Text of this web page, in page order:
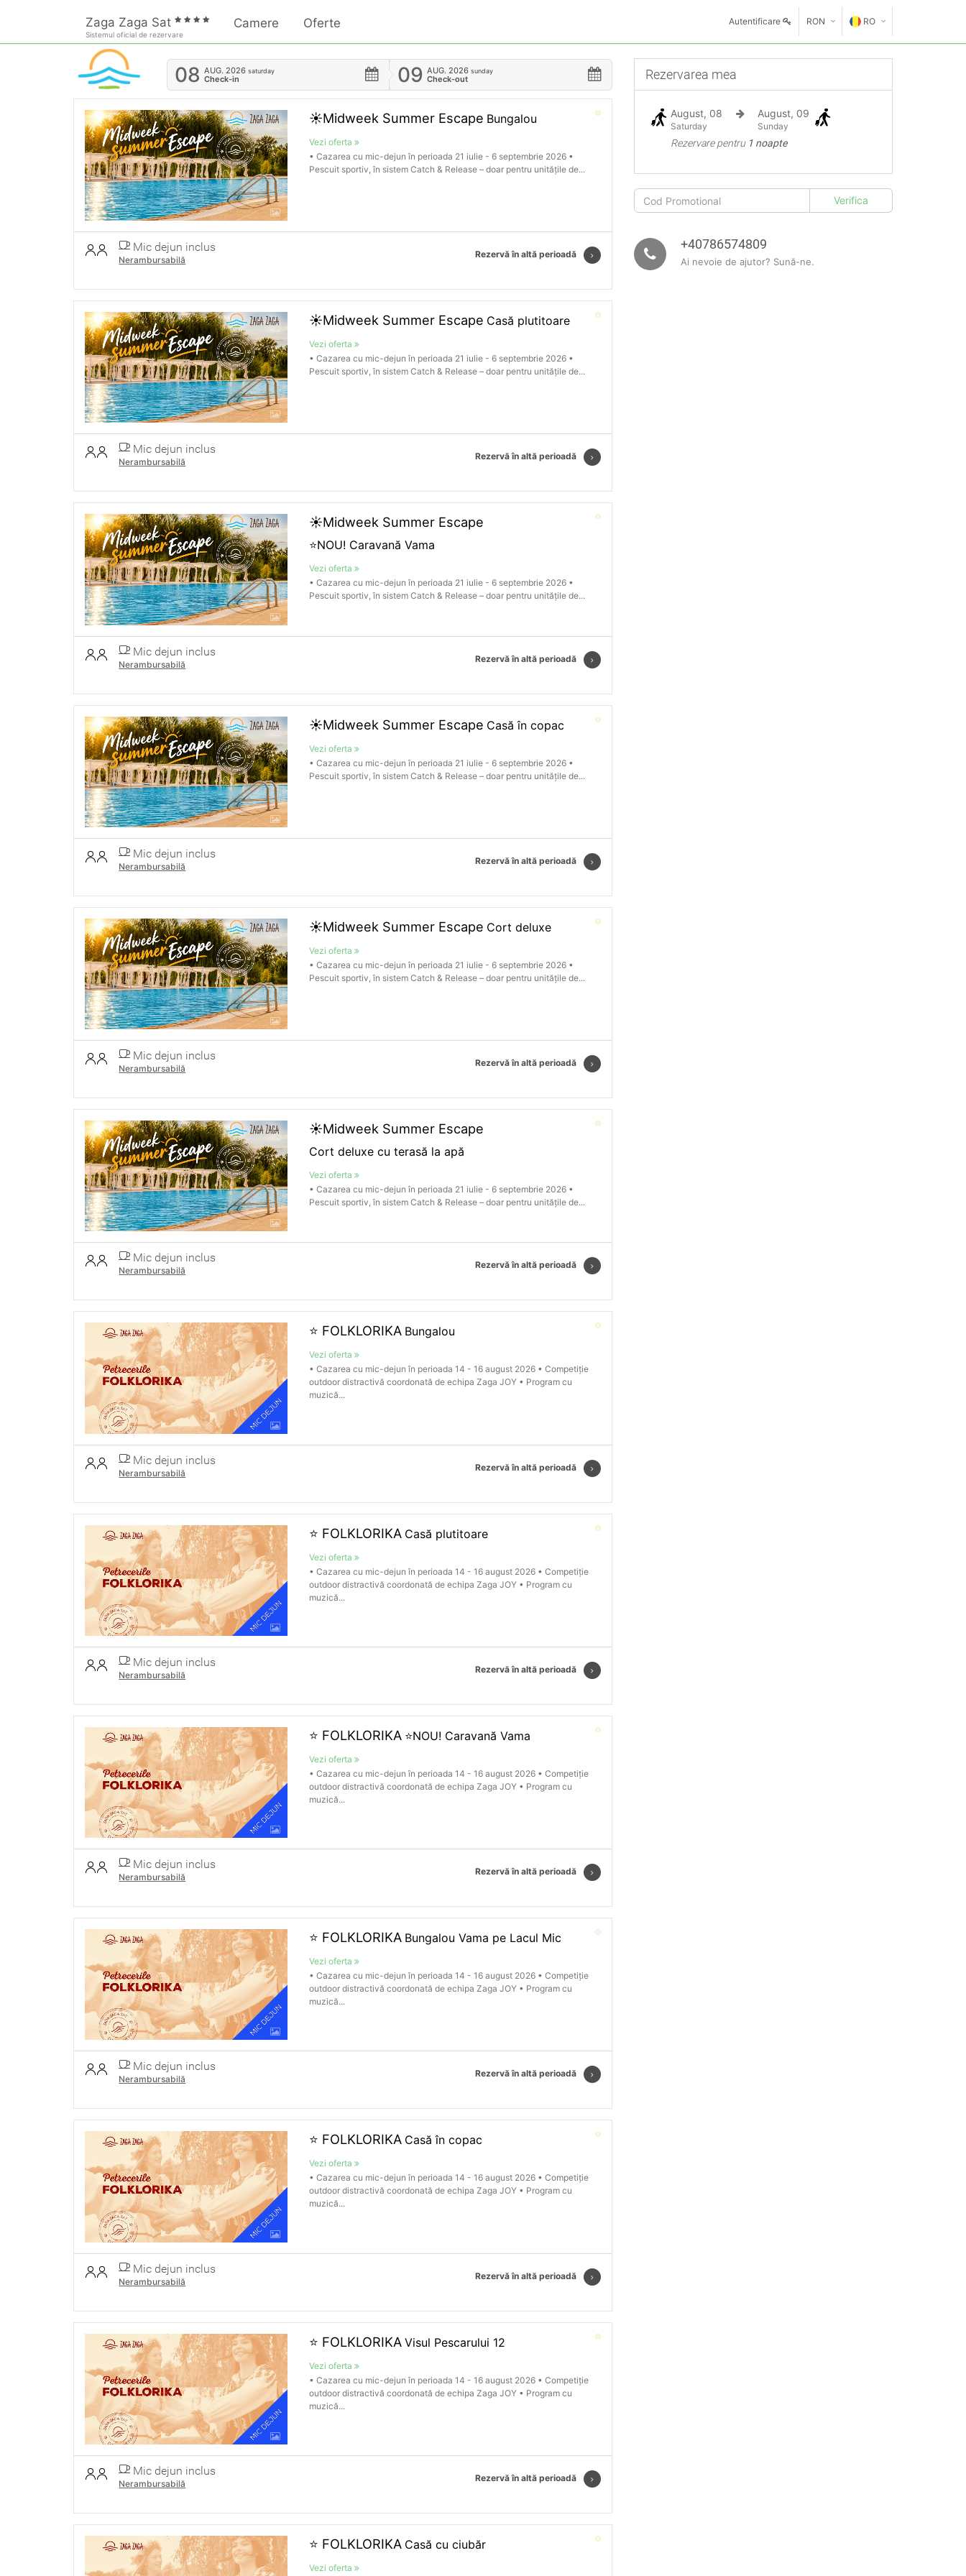
Zaga Zaga Sat
Sistemul oficial de rezervare
Camere Oferte Autentificare RON RO
EN
IT
08 AUG. 2026 saturday
Check-in 09 AUG. 2026 sunday
Check-out
☀️Midweek Summer Escape Bungalou
Vezi oferta
• Cazarea cu mic-dejun în perioada 21 iulie - 6 septembrie 2026 •
Pescuit sportiv, în sistem Catch & Release – doar pentru unitățile de...
Mic dejun inclus
Nerambursabilă
Rezervă în altă perioadă
☀️Midweek Summer Escape Casă plutitoare
Vezi oferta
• Cazarea cu mic-dejun în perioada 21 iulie - 6 septembrie 2026 •
Pescuit sportiv, în sistem Catch & Release – doar pentru unitățile de...
Mic dejun inclus
Nerambursabilă
Rezervă în altă perioadă
☀️Midweek Summer Escape
⭐NOU! Caravană Vama
Vezi oferta
• Cazarea cu mic-dejun în perioada 21 iulie - 6 septembrie 2026 •
Pescuit sportiv, în sistem Catch & Release – doar pentru unitățile de...
Mic dejun inclus
Nerambursabilă
Rezervă în altă perioadă
☀️Midweek Summer Escape Casă în copac
Vezi oferta
• Cazarea cu mic-dejun în perioada 21 iulie - 6 septembrie 2026 •
Pescuit sportiv, în sistem Catch & Release – doar pentru unitățile de...
Mic dejun inclus
Nerambursabilă
Rezervă în altă perioadă
☀️Midweek Summer Escape Cort deluxe
Vezi oferta
• Cazarea cu mic-dejun în perioada 21 iulie - 6 septembrie 2026 •
Pescuit sportiv, în sistem Catch & Release – doar pentru unitățile de...
Mic dejun inclus
Nerambursabilă
Rezervă în altă perioadă
☀️Midweek Summer Escape
Cort deluxe cu terasă la apă
Vezi oferta
• Cazarea cu mic-dejun în perioada 21 iulie - 6 septembrie 2026 •
Pescuit sportiv, în sistem Catch & Release – doar pentru unitățile de...
Mic dejun inclus
Nerambursabilă
Rezervă în altă perioadă
⭐ FOLKLORIKA Bungalou
Vezi oferta
• Cazarea cu mic-dejun în perioada 14 - 16 august 2026 • Competiție
outdoor distractivă coordonată de echipa Zaga JOY • Program cu
muzică...
Mic dejun inclus
Nerambursabilă
Rezervă în altă perioadă
⭐ FOLKLORIKA Casă plutitoare
Vezi oferta
• Cazarea cu mic-dejun în perioada 14 - 16 august 2026 • Competiție
outdoor distractivă coordonată de echipa Zaga JOY • Program cu
muzică...
Mic dejun inclus
Nerambursabilă
Rezervă în altă perioadă
⭐ FOLKLORIKA ⭐NOU! Caravană Vama
Vezi oferta
• Cazarea cu mic-dejun în perioada 14 - 16 august 2026 • Competiție
outdoor distractivă coordonată de echipa Zaga JOY • Program cu
muzică...
Mic dejun inclus
Nerambursabilă
Rezervă în altă perioadă
⭐ FOLKLORIKA Bungalou Vama pe Lacul Mic
Vezi oferta
• Cazarea cu mic-dejun în perioada 14 - 16 august 2026 • Competiție
outdoor distractivă coordonată de echipa Zaga JOY • Program cu
muzică...
Mic dejun inclus
Nerambursabilă
Rezervă în altă perioadă
⭐ FOLKLORIKA Casă în copac
Vezi oferta
• Cazarea cu mic-dejun în perioada 14 - 16 august 2026 • Competiție
outdoor distractivă coordonată de echipa Zaga JOY • Program cu
muzică...
Mic dejun inclus
Nerambursabilă
Rezervă în altă perioadă
⭐ FOLKLORIKA Visul Pescarului 12
Vezi oferta
• Cazarea cu mic-dejun în perioada 14 - 16 august 2026 • Competiție
outdoor distractivă coordonată de echipa Zaga JOY • Program cu
muzică...
Mic dejun inclus
Nerambursabilă
Rezervă în altă perioadă
⭐ FOLKLORIKA Casă cu ciubăr
Vezi oferta
Rezervarea mea
August, 08
Saturday
August, 09
Sunday
Rezervare pentru 1 noapte
+40786574809
Ai nevoie de ajutor? Sună-ne.